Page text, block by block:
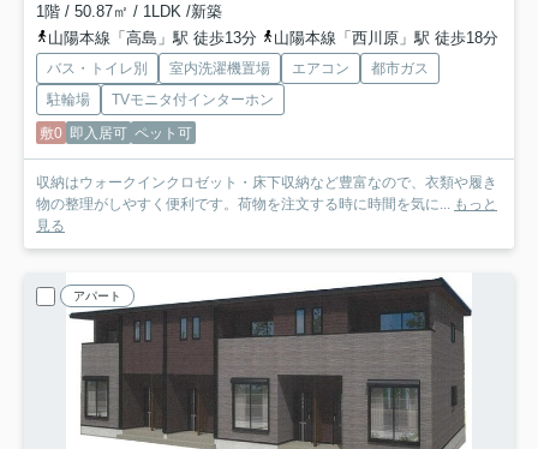
1階 / 50.87㎡ / 1LDK /新築
山陽本線「高島」駅 徒歩13分
山陽本線「西川原」駅 徒歩18分
バス・トイレ別 室内洗濯機置場 エアコン
都市ガス
駐輪場
TVモニタ付インターホン
敷0 即入居可 ペット可
収納はウォークインクロゼット・床下収納など豊富なので、衣類や履き
物の整理がしやすく便利です。荷物を注文する時に時間を気に... もっと
見る
アパート